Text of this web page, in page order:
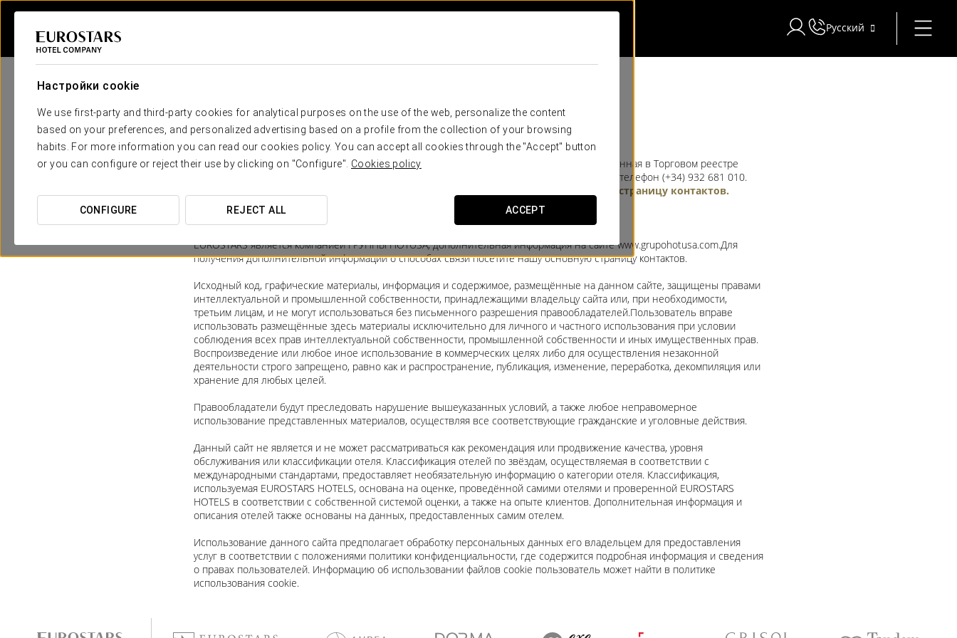
Настройки cookie
We use first-party and third-party cookies for analytical purposes on the use of the web, personalize the content
based on your preferences, and personalized advertising based on a profile from the collection of your browsing
habits. For more information you can read our cookies policy. You can accept all cookies through the "Accept" button
or you can configure or reject their use by clicking on "Configure". Cookies policy
CONFIGURE REJECT ALL ACCEPT
Войти в Star Traveler или
Русский
Положение
Владельцем данного веб-сайта является: EUROSTARS HOTEL COMPANY SL, зарегистрированная в Торговом реестре
Барселоны, том 40703, лист 196, запись B-372183, с налоговым номером (CIF) B64930910, телефон (+34) 932 681 010.
основную страницу контактов.
C/Mallorca 351, 08013 Барселона, Испания
EUROSTARS является компанией ГРУППЫ HOTUSA, дополнительная информация на сайтеwww.grupohotusa.com.Для
получения дополнительной информации о способах связи посетите нашу основную страницу контактов.
Исходный код, графические материалы, информация и содержимое, размещённые на данном сайте, защищены правами
интеллектуальной и промышленной собственности, принадлежащими владельцу сайта или, при необходимости,
третьим лицам, и не могут использоваться без письменного разрешения правообладателей.Пользователь вправе
использовать размещённые здесь материалы исключительно для личного и частного использования при условии
соблюдения всех прав интеллектуальной собственности, промышленной собственности и иных имущественных прав.
Воспроизведение или любое иное использование в коммерческих целях либо для осуществления незаконной
деятельности строго запрещено, равно как и распространение, публикация, изменение, переработка, декомпиляция или
хранение для любых целей.
Правообладатели будут преследовать нарушение вышеуказанных условий, а также любое неправомерное
использование представленных материалов, осуществляя все соответствующие гражданские и уголовные действия.
Данный сайт не является и не может рассматриваться как рекомендация или продвижение качества, уровня
обслуживания или классификации отеля. Классификация отелей по звёздам, осуществляемая в соответствии с
международными стандартами, предоставляет необязательную информацию о категории отеля. Классификация,
используемая EUROSTARS HOTELS, основана на оценке, проведённой самими отелями и проверенной EUROSTARS
HOTELS в соответствии с собственной системой оценки, а также на опыте клиентов. Дополнительная информация и
описания отелей также основаны на данных, предоставленных самим отелем.
Использование данного сайта предполагает обработку персональных данных его владельцем для предоставления
услуг в соответствии с положениями политики конфиденциальности, где содержится подробная информация и сведения
о правах пользователей. Информацию об использовании файлов cookie пользователь может найти в политике
использования cookie.